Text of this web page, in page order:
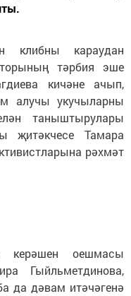
клибны караудан
тәрбия эше
кичәне ачып,
алучы укучыларны
таныштырулары
җитәкчесе Тамара
рәхмәт
керәшен оешмасы
Гыйльметдинова,
да дәвам итәчәгенә